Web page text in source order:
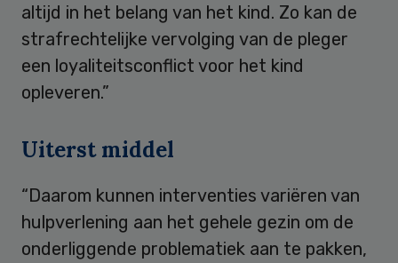
altijd in het belang van het kind. Zo kan de
strafrechtelijke vervolging van de pleger
een loyaliteitsconflict voor het kind
opleveren.”
Uiterst middel
“Daarom kunnen interventies variëren van
hulpverlening aan het gehele gezin om de
onderliggende problematiek aan te pakken,